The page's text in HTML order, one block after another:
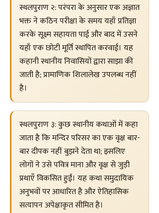
स्थलपुराण २: परंपरा के अनुसार एक अज्ञात
भक्त ने कठिन परीक्षा के समय यहाँ प्रतिज्ञा
करके सूक्ष्म सहायता पाई और बाद में उसने
यहाँ एक छोटी मूर्ति स्थापित करवाई। यह
कहानी स्थानीय निवासियों द्वारा साझा की
जाती है; प्रामाणिक शिलालेख उपलब्ध नहीं
है।
स्थलपुराण ३: कुछ स्थानीय कथाओं में कहा
जाता है कि मन्दिर परिसर का एक वृक्ष बार-
बार दीपक नहीं बुझने देता था; इसलिए
लोगों ने उसे पवित्र माना और वृक्ष से जुड़ी
प्रथाएँ विकसित हुईं। यह कथा समुदायिक
अनुभवों पर आधारित है और ऐतिहासिक
सत्यापन अपेक्षाकृत सीमित है।